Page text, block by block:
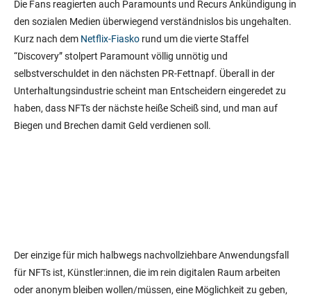
Die Fans reagierten auch Paramounts und Recurs Ankündigung in
den sozialen Medien überwiegend verständnislos bis ungehalten.
Kurz nach dem Netflix-Fiasko rund um die vierte Staffel
“Discovery” stolpert Paramount völlig unnötig und
selbstverschuldet in den nächsten PR-Fettnapf. Überall in der
Unterhaltungsindustrie scheint man Entscheidern eingeredet zu
haben, dass NFTs der nächste heiße Scheiß sind, und man auf
Biegen und Brechen damit Geld verdienen soll.
Der einzige für mich halbwegs nachvollziehbare Anwendungsfall
für NFTs ist, Künstler:innen, die im rein digitalen Raum arbeiten
oder anonym bleiben wollen/müssen, eine Möglichkeit zu geben,